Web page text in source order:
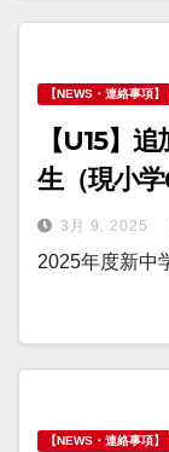
【NEWS・連絡事項】
【U15】
生（現小学
3月 9, 2025
2025年度新中
【NEWS・連絡事項】